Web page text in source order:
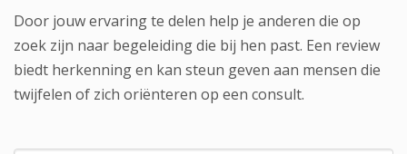
Door jouw ervaring te delen help je anderen die op
zoek zijn naar begeleiding die bij hen past. Een review
biedt herkenning en kan steun geven aan mensen die
twijfelen of zich oriënteren op een consult.